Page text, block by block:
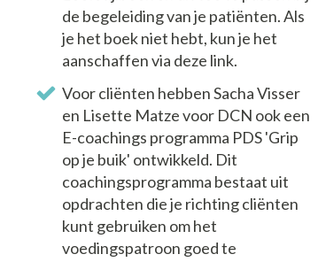
de begeleiding van je patiënten. Als
je het boek niet hebt, kun je het
aanschaffen via deze link.
Voor cliënten hebben Sacha Visser
en Lisette Matze voor DCN ook een
E-coachings programma PDS 'Grip
op je buik' ontwikkeld. Dit
coachingsprogramma bestaat uit
opdrachten die je richting cliënten
kunt gebruiken om het
voedingspatroon goed te